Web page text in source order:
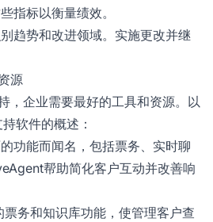
指标以衡量绩效。
趋势和改进领域。实施更改并继
源
，企业需要最好的工具和资源。以
软件的概述：
功能而闻名，包括票务、实时聊
帮助简化客户互动并改善响
票务和知识库功能，使管理客户查